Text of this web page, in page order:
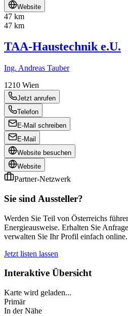
Website
47 km
47 km
TAA-Haustechnik e.U.
Ing. Andreas Tauber
1210 Wien
Jetzt anrufen
Telefon
E-Mail schreiben
E-Mail
Website besuchen
Website
Partner-Netzwerk
Sie sind Aussteller?
Werden Sie Teil von Österreichs
Energieausweise. Erhalten Sie
verwalten Sie Ihr Profil einfach online.
Jetzt listen lassen
Interaktive Übersicht
Karte wird geladen...
Primär
In der Nähe